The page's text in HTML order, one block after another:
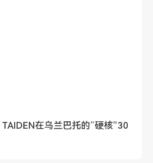
在乌兰巴托的“硬核”30